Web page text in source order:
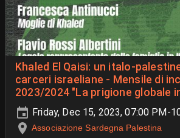
Khaled El Qaisi: un italo-
carceri israeliane - Mensile di
2023/2024 "La prigione globale
militarizzata"
Friday, Dec 15, 2023, 07:00 PM-
Associazione Sardegna Palestina